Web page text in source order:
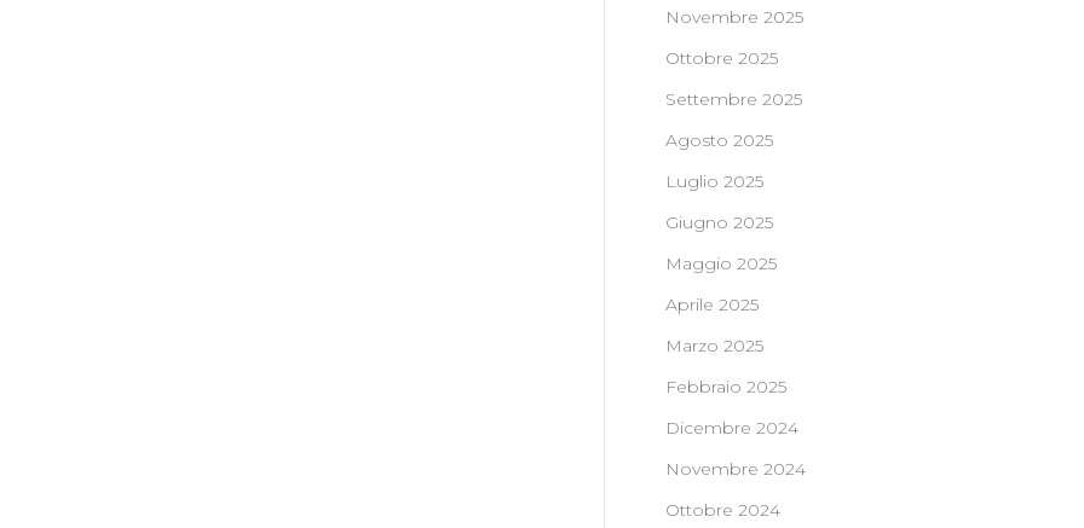
Novembre 2025
Ottobre 2025
Settembre 2025
Agosto 2025
Luglio 2025
Giugno 2025
Maggio 2025
Aprile 2025
Marzo 2025
Febbraio 2025
Dicembre 2024
Novembre 2024
Ottobre 2024